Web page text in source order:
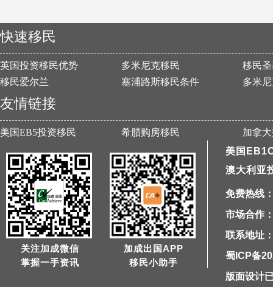
快速移民
英国投资移民优势 多米尼克移民
移民
移民爱尔兰
塞浦路斯移民条件 多米
友情链接
美国EB5投资移民 希腊购房移民 加拿
关注加成微信
掌握一手资讯
加成出国APP
移民小助手
美国
澳大利亚
免费热线
市场合作
联系地址
蜀ICP备
版面设计